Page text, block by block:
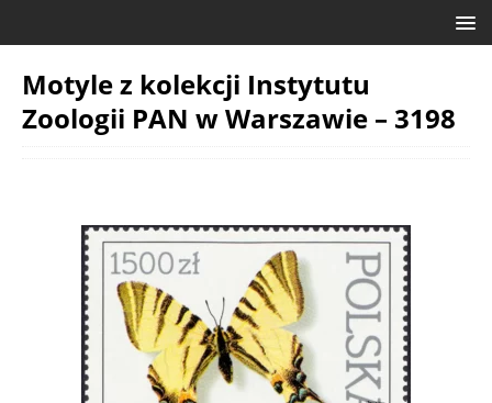
Motyle z kolekcji Instytutu
Zoologii PAN w Warszawie – 3198